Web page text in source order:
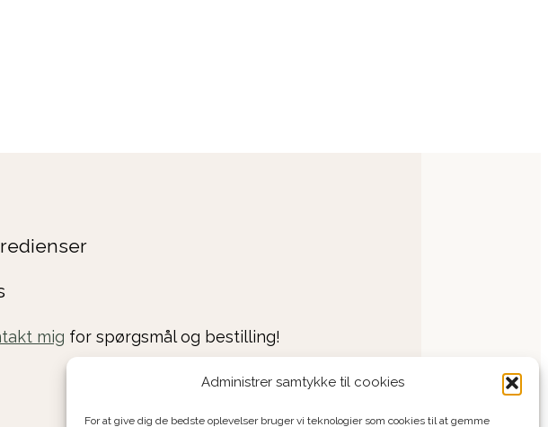
Administrer samtykke til cookies
For at give dig de bedste oplevelser bruger vi teknologier som cookies til at gemme
mig for spørgsmål og bestilling!
Bestil Tilbage